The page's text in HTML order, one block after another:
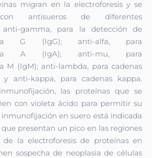
migran en la electroforesis y se
antisueros de diferentes
anti-gamma, para la detección de
G (IgG); anti-alfa, para
A (IgA); anti-mu, para
M (IgM); anti-lambda, para cadenas
y anti-kappa, para cadenas kappa.
las proteínas que se
con violeta ácido para permitir su
inmunofijación en suero está indicada
presentan un pico en las regiones
la electroforesis de proteínas en
sospecha de neoplasia de células